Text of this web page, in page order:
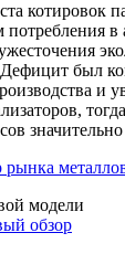
котировок
в
был
и
рынка
модели
обзор